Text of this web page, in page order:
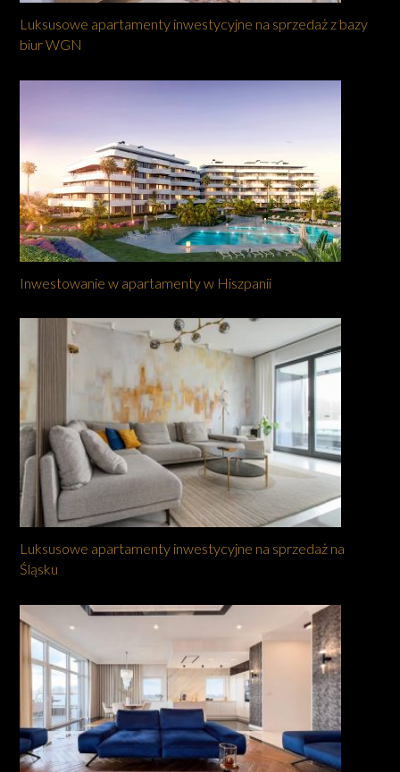
Luksusowe apartamenty inwestycyjne na sprzedaż z bazy
biur WGN
Inwestowanie w apartamenty w Hiszpanii
Luksusowe apartamenty inwestycyjne na sprzedaż na
Śląsku